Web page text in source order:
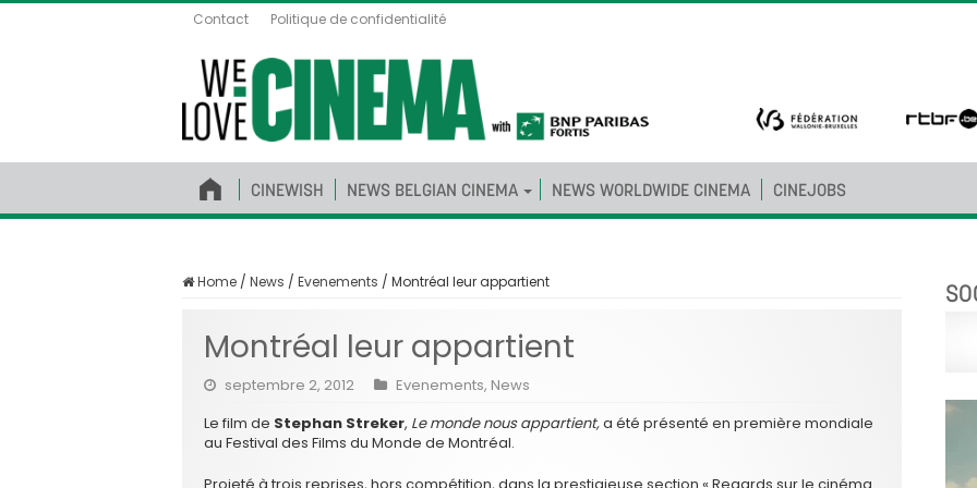
Contact Politique de confidentialité
CINEWISH NEWS BELGIAN CINEMA NEWS WORLDWIDE CINEMA CINEJOBS
Home / News / Evenements / Montréal leur appartient
Montréal leur appartient
septembre 2, 2012 Evenements, News
Le film de Stephan Streker, Le monde nous appartient,a été présenté en première mondiale
au Festival des Films du Monde de Montréal.
Projeté à trois reprises, hors compétition, dans la prestigieuse section « Regards sur le cinéma